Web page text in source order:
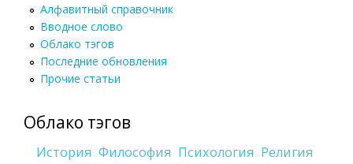
Алфавитный справочник
Вводное слово
Облако тэгов
Последние обновления
Прочие статьи
Облако тэгов
История Философия Психология Религия